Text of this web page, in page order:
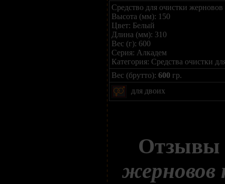
Средство для очистки
Высота (мм): 150
Цвет: Белый
Длина (мм): 310
Вес (г): 600
Серия: Алкадем
Категория: Средства очистки
Вес (брутто): 600 гр.
для двоих
жерновов